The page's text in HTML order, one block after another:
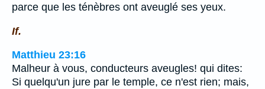
parce que les ténèbres ont aveuglé ses yeux.
If.
Matthieu 23:16
Malheur à vous, conducteurs aveugles! qui dites:
Si quelqu'un jure par le temple, ce n'est rien; mais,